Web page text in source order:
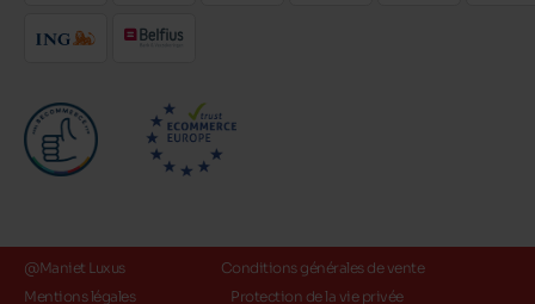
@Maniet Luxus
Conditions générales de vente
Mentions légales
Protection de la vie privée